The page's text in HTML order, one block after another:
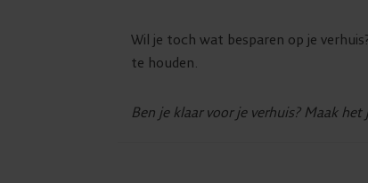
Wil je toch wat besparen op je
te houden.
Ben je klaar voor je verhuis? Maak